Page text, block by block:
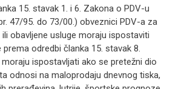
15. stavak 1. i 6. Zakona o PDV-u
47/95. do 73/00.) obveznici PDV-a za
obavljene usluge moraju ispostaviti
odredbi članka 15. stavak 8.
ispostavljati ako se pretežni dio
odnosi na maloprodaju dnevnog tiska,